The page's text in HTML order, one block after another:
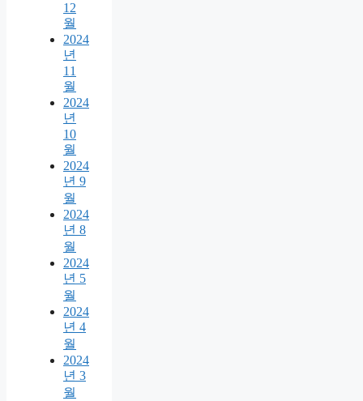
12
월
2024
년
11
월
2024
년
10
월
2024
년 9
월
2024
년 8
월
2024
년 5
월
2024
년 4
월
2024
년 3
월